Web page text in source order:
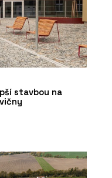
stavbou na